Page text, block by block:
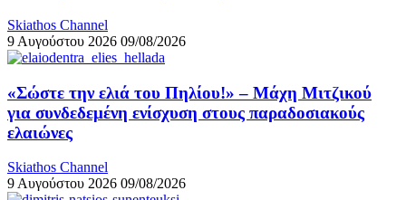
Skiathos Channel
9 Αυγούστου 2026 09/08/2026
«Σώστε την ελιά του Πηλίου!» – Μάχη Μιτζικού
για συνδεδεμένη ενίσχυση στους παραδοσιακούς
ελαιώνες
Skiathos Channel
9 Αυγούστου 2026 09/08/2026